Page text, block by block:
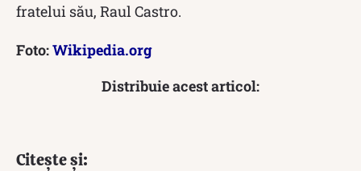
fratelui său, Raul Castro.
Foto:Wikipedia.org
Distribuie acest articol:
Citește și: